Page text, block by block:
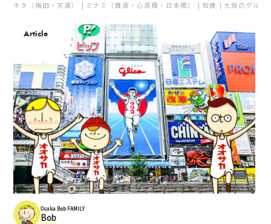
キタ（梅田・天満） ミナミ（難波・心斎橋・日本橋） 和食 大阪のグルメ
Article
Osaka Bob FAMILY
Bob